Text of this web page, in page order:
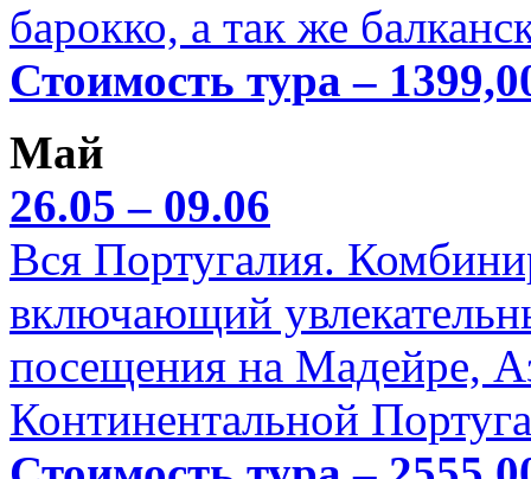
барокко, а так же
Стоимость тура –
Май
26.05 – 09.06
Вся Португалия.
включающий
посещения на Мадейре,
Континентальной